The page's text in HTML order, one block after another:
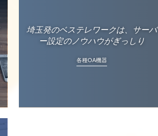
埼玉発のベステレワークは、サーバ
ー設定のノウハウがぎっしり
各種OA機器